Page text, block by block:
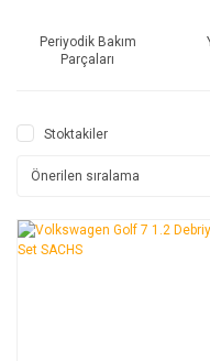
Periyodik Bakım
Parçaları
Stoktakiler